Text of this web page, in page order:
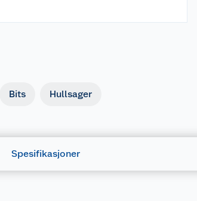
Bits Hullsager
Spesifikasjoner